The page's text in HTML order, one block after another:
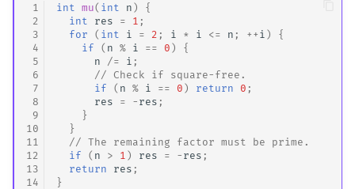
1
2
3
4
5
6
7
8
9
10
11
12
13
14
int mu( int n )
{
int
res = 1 ;
for
( int i = 2 ; i * i <= n ; ++ i )
{
if
( n % i == 0 )
{
n
/= i ;
// Check if square-free.
if
( n % i == 0 ) return 0 ;
res
= - res ;
}
}
// The remaining factor must be prime.
if
( n > 1 ) res = - res ;
return
res ;
}